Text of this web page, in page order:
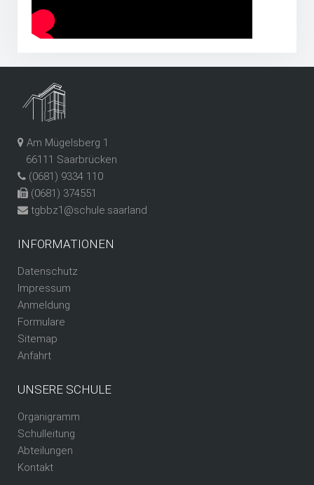
Am Mügelsberg 1
66111 Saarbrücken
(0681) 9334 110
(0681) 374551
tgbbz1@schule.saarland
INFORMATIONEN
Datenschutz
Impressum
Anmeldung
Formulare
Sitemap
Anfahrt
UNSERE SCHULE
Organigramm
Schulleitung
Abteilungen
Kontakt